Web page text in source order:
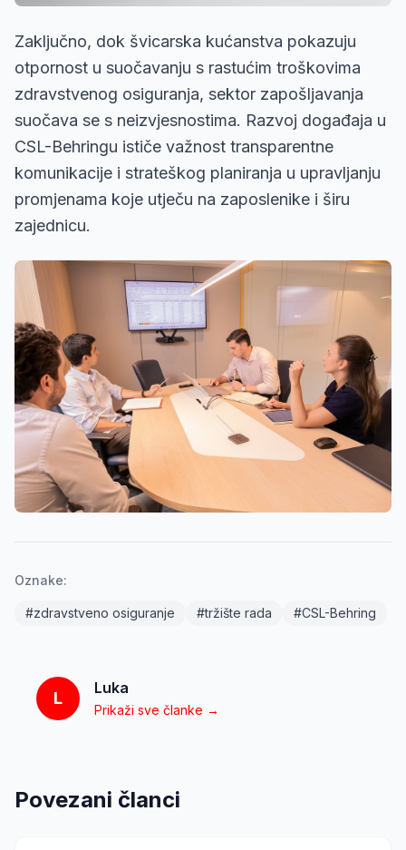
Zaključno, dok švicarska kućanstva pokazuju
otpornost u suočavanju s rastućim troškovima
zdravstvenog osiguranja, sektor zapošljavanja
suočava se s neizvjesnostima. Razvoj događaja u
CSL-Behringu ističe važnost transparentne
komunikacije i strateškog planiranja u upravljanju
promjenama koje utječu na zaposlenike i širu
zajednicu.
Oznake:
#zdravstveno osiguranje #tržište rada #CSL-Behring
L
Luka
Prikaži sve članke →
Povezani članci